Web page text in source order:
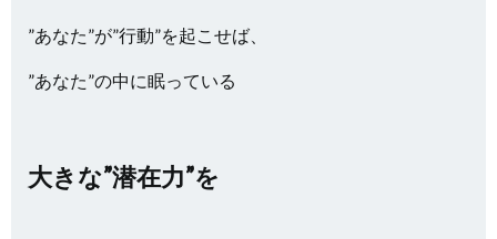
”あなた”が”行動”を起こせば、
”あなた”の中に眠っている
大きな”潜在力”を